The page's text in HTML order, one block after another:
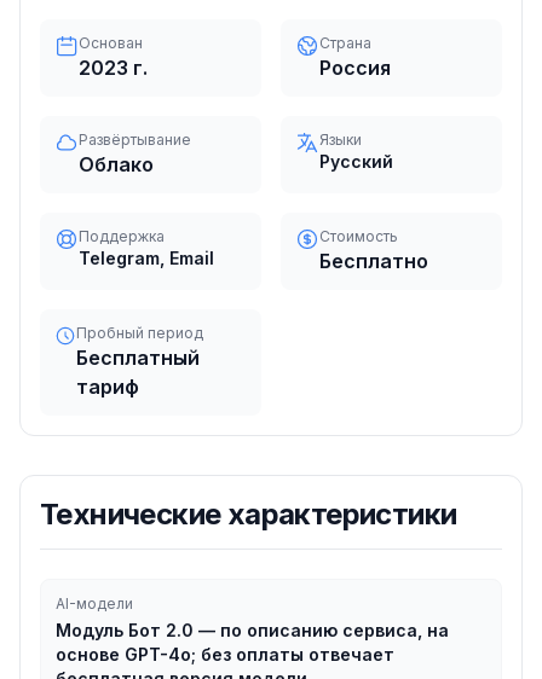
Основан
2023 г.
Страна
Россия
Развёртывание
Облако
Языки
Русский
Поддержка
Telegram, Email
Стоимость
Бесплатно
Пробный период
Бесплатный
тариф
Технические характеристики
AI-модели
Модуль Бот 2.0 — по описанию сервиса, на
основе GPT-4o; без оплаты отвечает